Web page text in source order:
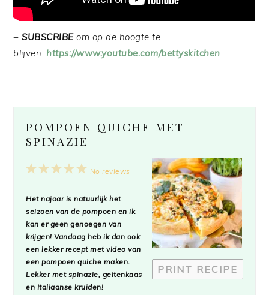
+SUBSCRIBEom op de hoogte te
blijven: https://www.youtube.com/bettyskitchen
POMPOEN QUICHE MET
SPINAZIE
PRINT RECIPE
5
4
3
2
1
No reviews
Het najaar is natuurlijk het
seizoen van de pompoen en ik
kan er geen genoegen van
krijgen! Vandaag heb ik dan ook
een lekker recept met video van
een pompoen quiche maken.
Lekker met spinazie, geitenkaas
en Italiaanse kruiden!